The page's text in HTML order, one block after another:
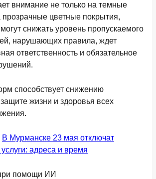
внимание не только на темные
прозрачные цветные покрытия,
снижать уровень пропускаемого
нарушающих правила, ждет
ответственность и обязательное
способствует снижению
жизни и здоровья всех
В Мурманске 23 мая отключат
адреса и время
помощи ИИ